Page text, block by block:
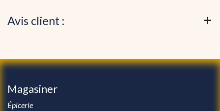
Avis client :
Magasiner
Épicerie